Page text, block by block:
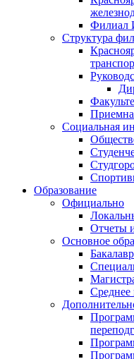
Филиал
Структура
Социальная
Образование
Официально
Отчеты
Основное
Среднее